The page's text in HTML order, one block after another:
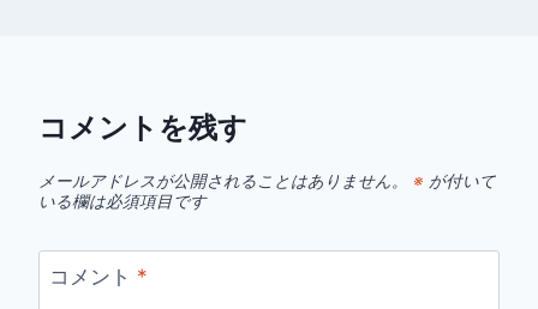
コメントを残す
メールアドレスが公開されることはありません。 ※ が付いて
いる欄は必須項目です
コメント *